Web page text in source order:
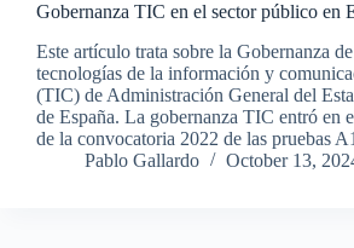
Gobernanza TIC en el sector público en
Este artículo trata sobre la Gobernanza
tecnologías de la información y
(TIC) de Administración General del
de España. La gobernanza TIC entró en
de la convocatoria 2022 de las pruebas
Pablo Gallardo
October 13,